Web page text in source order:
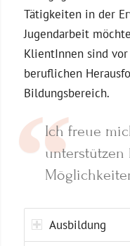
Tätigkeiten in der
Jugendarbeit
KlientInnen sind
beruflichen
Bildungsbereich.
Ich freue
unterstützen
Ausbildung